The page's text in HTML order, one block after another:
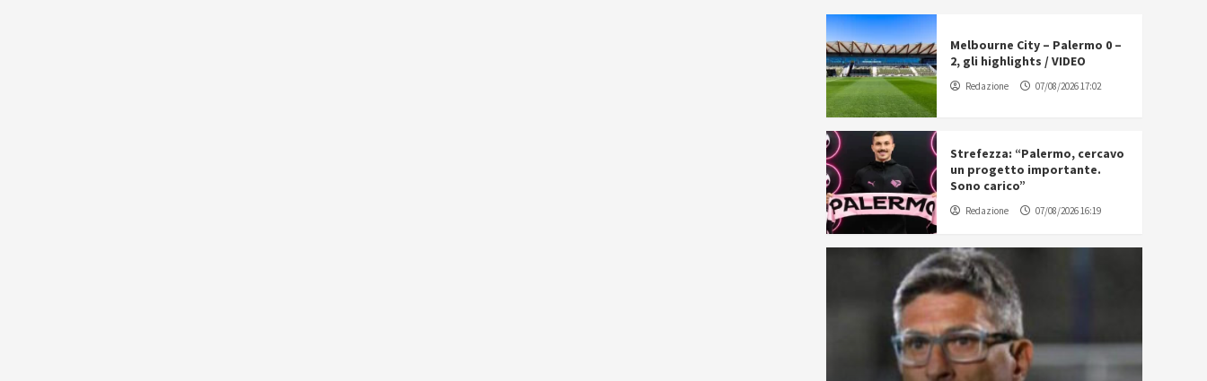
Melbourne City – Palermo 0 –
2, gli highlights / VIDEO
Redazione 07/08/2026 17:02
Strefezza: “Palermo, cercavo
un progetto importante.
Sono carico”
Redazione 07/08/2026 16:19